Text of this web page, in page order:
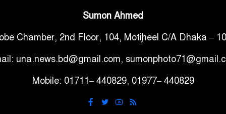
Sumon Ahmed
Chamber, 2nd Floor, 104, Motijheel C/A Dhaka –
una.news.bd@gmail.com,
Mobile: 01711– 440829, 01977– 440829